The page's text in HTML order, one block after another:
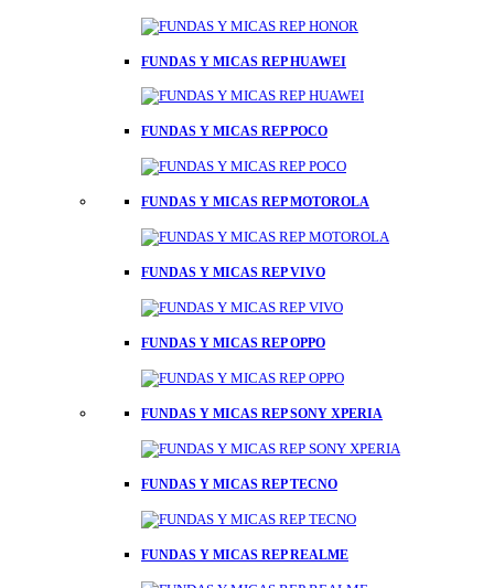
FUNDAS Y MICAS REP HUAWEI
FUNDAS Y MICAS REP POCO
FUNDAS Y MICAS REP MOTOROLA
FUNDAS Y MICAS REP VIVO
FUNDAS Y MICAS REP OPPO
FUNDAS Y MICAS REP SONY XPERIA
FUNDAS Y MICAS REP TECNO
FUNDAS Y MICAS REP REALME